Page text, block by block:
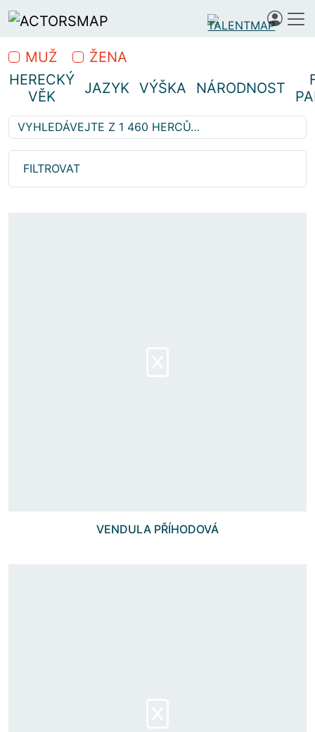
MUŽ
ŽENA
HERECKÝ
VĚK
JAZYK VÝŠKA NÁRODNOST
FILTROVAT
VENDULA PŘÍHODOVÁ